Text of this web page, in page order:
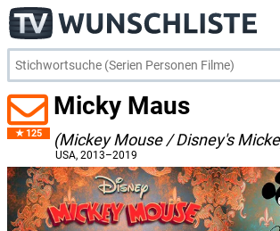
125
Micky Maus
(Mickey Mouse / Disney's
USA, 2013–2019